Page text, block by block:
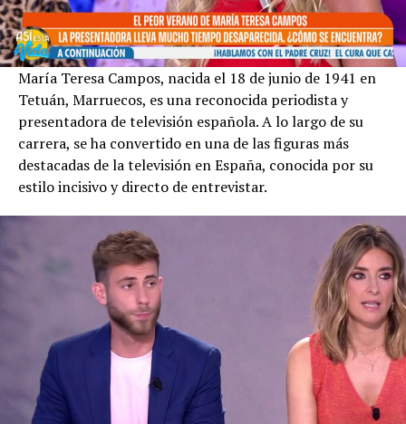
María Teresa Campos, nacida el 18 de junio de 1941 en
Tetuán, Marruecos, es una reconocida periodista y
presentadora de televisión española. A lo largo de su
carrera, se ha convertido en una de las figuras más
destacadas de la televisión en España, conocida por su
estilo incisivo y directo de entrevistar.